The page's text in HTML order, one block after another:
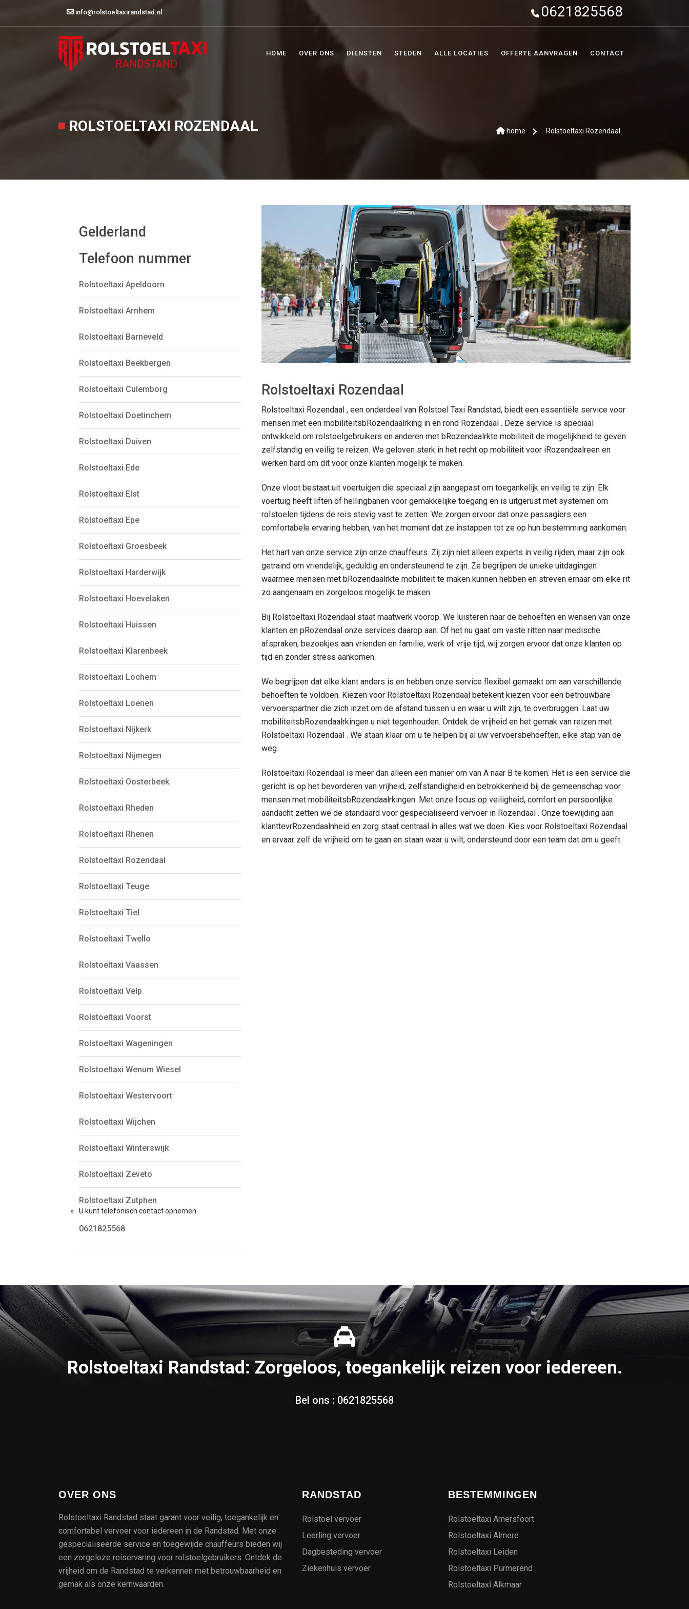
info@rolstoeltaxirandstad.nl 0621825568
HOME OVER ONS DIENSTEN STEDEN ALLE LOCATIES OFFERTE AANVRAGEN CONTACT
ROLSTOELTAXI ROZENDAAL home Rolstoeltaxi Rozendaal
Gelderland
Telefoon nummer
Rolstoeltaxi Apeldoorn
Rolstoeltaxi Arnhem
Rolstoeltaxi Barneveld
Rolstoeltaxi Beekbergen
Rolstoeltaxi Culemborg
Rolstoeltaxi Doetinchem
Rolstoeltaxi Duiven
Rolstoeltaxi Ede
Rolstoeltaxi Elst
Rolstoeltaxi Epe
Rolstoeltaxi Groesbeek
Rolstoeltaxi Harderwijk
Rolstoeltaxi Hoevelaken
Rolstoeltaxi Huissen
Rolstoeltaxi Klarenbeek
Rolstoeltaxi Lochem
Rolstoeltaxi Loenen
Rolstoeltaxi Nijkerk
Rolstoeltaxi Nijmegen
Rolstoeltaxi Oosterbeek
Rolstoeltaxi Rheden
Rolstoeltaxi Rhenen
Rolstoeltaxi Rozendaal
Rolstoeltaxi Teuge
Rolstoeltaxi Tiel
Rolstoeltaxi Twello
Rolstoeltaxi Vaassen
Rolstoeltaxi Velp
Rolstoeltaxi Voorst
Rolstoeltaxi Wageningen
Rolstoeltaxi Wenum Wiesel
Rolstoeltaxi Westervoort
Rolstoeltaxi Wijchen
Rolstoeltaxi Winterswijk
Rolstoeltaxi Zeveto
Rolstoeltaxi Zutphen
U kunt telefonisch contact opnemen
0621825568
Rolstoeltaxi Rozendaal
Rolstoeltaxi Rozendaal , een onderdeel van Rolstoel Taxi Randstad, biedt een essentiële service voor
mensen met een mobiliteitsbRozendaalrking in en rond Rozendaal . Deze service is speciaal
ontwikkeld om rolstoelgebruikers en anderen met bRozendaalrkte mobiliteit de mogelijkheid te geven
zelfstandig en veilig te reizen. We geloven sterk in het recht op mobiliteit voor iRozendaalreen en
werken hard om dit voor onze klanten mogelijk te maken.
Onze vloot bestaat uit voertuigen die speciaal zijn aangepast om toegankelijk en veilig te zijn. Elk
voertuig heeft liften of hellingbanen voor gemakkelijke toegang en is uitgerust met systemen om
rolstoelen tijdens de reis stevig vast te zetten. We zorgen ervoor dat onze passagiers een
comfortabele ervaring hebben, van het moment dat ze instappen tot ze op hun bestemming aankomen.
Het hart van onze service zijn onze chauffeurs. Zij zijn niet alleen experts in veilig rijden, maar zijn ook
getraind om vriendelijk, geduldig en ondersteunend te zijn. Ze begrijpen de unieke uitdagingen
waarmee mensen met bRozendaalrkte mobiliteit te maken kunnen hebben en streven ernaar om elke rit
zo aangenaam en zorgeloos mogelijk te maken.
Bij Rolstoeltaxi Rozendaal staat maatwerk voorop. We luisteren naar de behoeften en wensen van onze
klanten en pRozendaal onze services daarop aan. Of het nu gaat om vaste ritten naar medische
afspraken, bezoekjes aan vrienden en familie, werk of vrije tijd, wij zorgen ervoor dat onze klanten op
tijd en zonder stress aankomen.
We begrijpen dat elke klant anders is en hebben onze service flexibel gemaakt om aan verschillende
behoeften te voldoen. Kiezen voor Rolstoeltaxi Rozendaal betekent kiezen voor een betrouwbare
vervoerspartner die zich inzet om de afstand tussen u en waar u wilt zijn, te overbruggen. Laat uw
mobiliteitsbRozendaalrkingen u niet tegenhouden. Ontdek de vrijheid en het gemak van reizen met
Rolstoeltaxi Rozendaal . We staan klaar om u te helpen bij al uw vervoersbehoeften, elke stap van de
weg.
Rolstoeltaxi Rozendaal is meer dan alleen een manier om van A naar B te komen. Het is een service die
gericht is op het bevorderen van vrijheid, zelfstandigheid en betrokkenheid bij de gemeenschap voor
mensen met mobiliteitsbRozendaalrkingen. Met onze focus op veiligheid, comfort en persoonlijke
aandacht zetten we de standaard voor gespecialiseerd vervoer in Rozendaal . Onze toewijding aan
klanttevrRozendaalnheid en zorg staat centraal in alles wat we doen. Kies voor Rolstoeltaxi Rozendaal
en ervaar zelf de vrijheid om te gaan en staan waar u wilt, ondersteund door een team dat om u geeft.
Rolstoeltaxi Randstad: Zorgeloos, toegankelijk reizen voor iedereen.
Bel ons : 0621825568
OVER ONS
Rolstoeltaxi Randstad staat garant voor veilig, toegankelijk en
comfortabel vervoer voor iedereen in de Randstad. Met onze
gespecialiseerde service en toegewijde chauffeurs bieden wij
een zorgeloze reiservaring voor rolstoelgebruikers. Ontdek de
vrijheid om de Randstad te verkennen met betrouwbaarheid en
gemak als onze kernwaarden.
RANDSTAD
Rolstoel vervoer
Leerling vervoer
Dagbesteding vervoer
Ziekenhuis vervoer
BESTEMMINGEN
Rolstoeltaxi Amersfoort
Rolstoeltaxi Almere
Rolstoeltaxi Leiden
Rolstoeltaxi Purmerend
Rolstoeltaxi Alkmaar